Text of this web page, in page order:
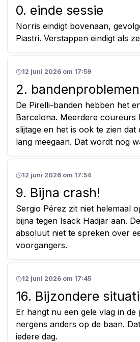
0. einde sessie
Norris eindigt bovenaan,
Piastri. Verstappen eindigt als
12 juni 2026 om 17:59
2. bandenproblemen
De Pirelli-banden hebben het
Barcelona. Meerdere coureurs
slijtage en het is ook te zien dat
lang meegaan. Dat wordt nog
12 juni 2026 om 17:54
9. Bijna crash!
Sergio Pérez zit niet helemaal
bijna tegen Isack Hadjar aan.
absoluut niet te spreken over
voorgangers.
12 juni 2026 om 17:45
16. Bijzondere
Er hangt nu een gele vlag in de
nergens anders op de baan.
iedere dag.